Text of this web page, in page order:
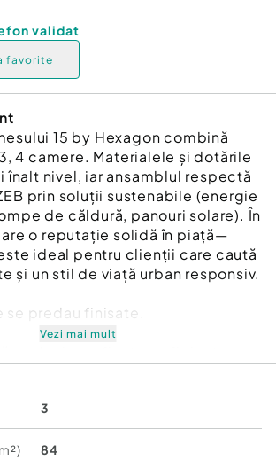
validat
favorite
15 by Hexagon combină
4 camere. Materialele și dotările
înalt nivel, iar ansamblul respectă
prin soluții sustenabile (energie
de căldură, panouri solare). În
o reputație solidă în piață—
ideal pentru clienții care caută
și un stil de viață urban responsiv.
predau finisate.
aerul, termoizolație sănătoasă
de 200 mm și tâmplării placate
cu sticlă tripan și jaluzele
protecție solară. Echipamentele
Vezi mai mult
3
84